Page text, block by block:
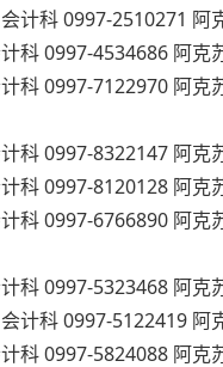
计科 0997-2510271
科 0997-4534686 阿
科 0997-7122970 阿
科 0997-8322147 阿
科 0997-8120128 阿克
科 0997-6766890 阿
科 0997-5323468 阿克
计科 0997-5122419
科 0997-5824088 阿克